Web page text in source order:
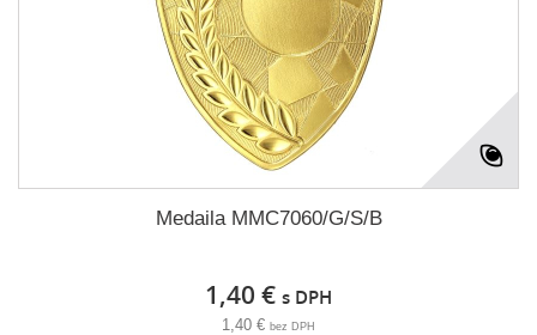
Medaila MMC7060/G/S/B
1,40 € s DPH
1,40 € bez DPH